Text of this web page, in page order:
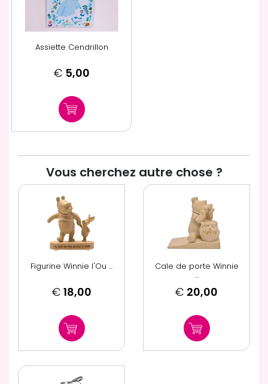
Assiette Cendrillon
€ 5,00
Vous cherchez autre chose ?
Figurine Winnie l'Ou ...
€ 18,00
Cale de porte Winnie
...
€ 20,00